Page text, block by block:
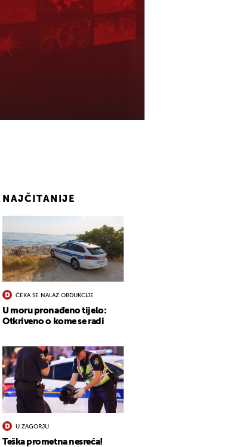
NAJČITANIJE
ČEKA SE NALAZ OBDUKCIJE
U moru pronađeno tijelo:
Otkriveno o kome se radi
U ZAGORJU
Teška prometna nesreća!